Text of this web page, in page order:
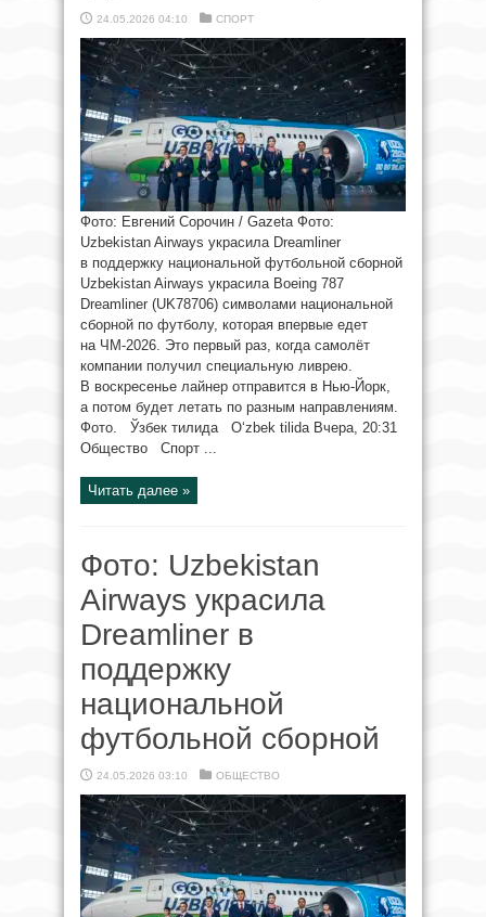
24.05.2026 04:10 СПОРТ
Фото: Евгений Сорочин / Gazeta Фото:
Uzbekistan Airways украсила Dreamliner
в поддержку национальной футбольной сборной
Uzbekistan Airways украсила Boeing 787
Dreamliner (UK78706) символами национальной
сборной по футболу, которая впервые едет
на ЧМ-2026. Это первый раз, когда самолёт
компании получил специальную ливрею.
В воскресенье лайнер отправится в Нью-Йорк,
а потом будет летать по разным направлениям.
Фото. Ўзбек тилида O‘zbek tilida Вчера, 20:31
Общество Спорт ...
Читать далее »
Фото: Uzbekistan
Airways украсила
Dreamliner в
поддержку
национальной
футбольной сборной
24.05.2026 03:10 ОБЩЕСТВО